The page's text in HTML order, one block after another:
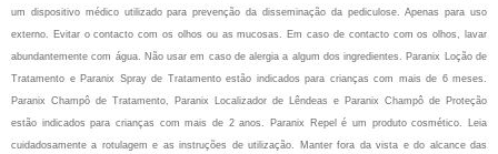
um dispositivo médico utilizado para prevenção da disseminação da pediculose. Apenas para uso
externo. Evitar o contacto com os olhos ou as mucosas. Em caso de contacto com os olhos, lavar
abundantemente com água. Não usar em caso de alergia a algum dos ingredientes. Paranix Loção de
Tratamento e Paranix Spray de Tratamento estão indicados para crianças com mais de 6 meses.
Paranix Champô de Tratamento, Paranix Localizador de Lêndeas e Paranix Champô de Proteção
estão indicados para crianças commais de 2 anos. Paranix Repel é um produto cosmético. Leia
cuidadosamente a rotulagem e as instruções de utilização. Manter fora da vista e do alcance das